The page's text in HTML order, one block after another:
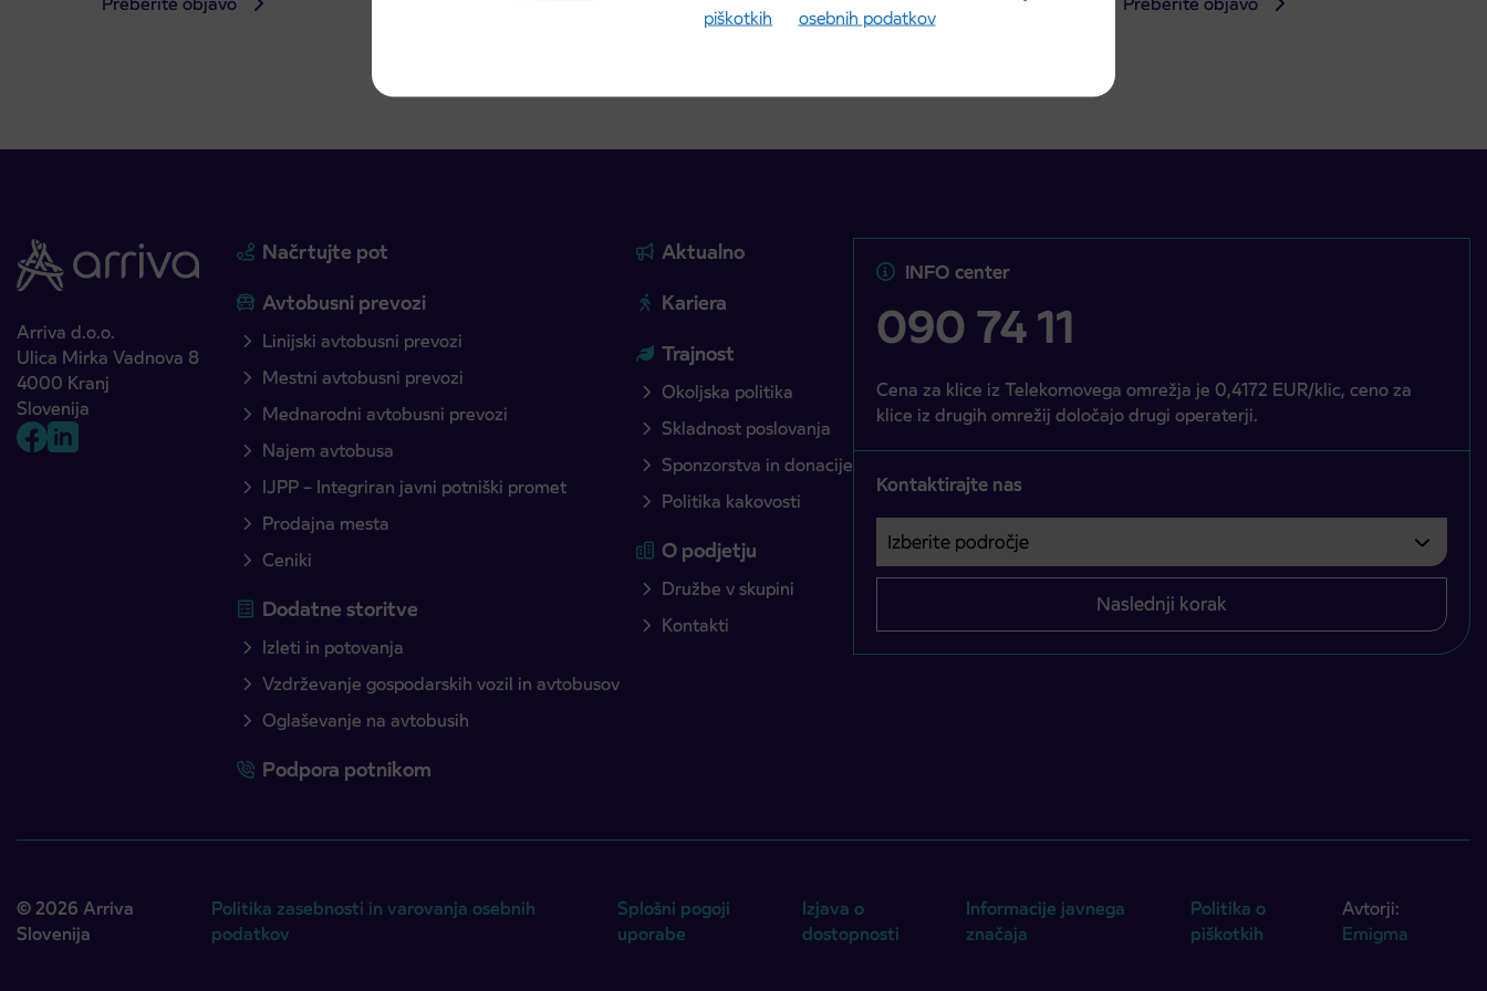
piškotkih
osebnih podatkov
Arriva d.o.o.
Ulica Mirka Vadnova 8
4000 Kranj
Slovenija
Načrtujte pot
Avtobusni prevozi
Linijski avtobusni prevozi
Mestni avtobusni prevozi
Mednarodni avtobusni prevozi
Najem avtobusa
IJPP – Integriran javni potniški promet
Prodajna mesta
Ceniki
Dodatne storitve
Izleti in potovanja
Vzdrževanje gospodarskih vozil in avtobusov
Oglaševanje na avtobusih
Podpora potnikom
Aktualno
Kariera
Trajnost
Okoljska politika
Skladnost poslovanja
Sponzorstva in donacije
Politika kakovosti
O podjetju
Družbe v skupini
Kontakti
INFO center
090 74 11
Cena za klice iz Telekomovega omrežja je 0,4172 EUR/klic, ceno za
klice iz drugih omrežij določajo drugi operaterji.
Kontaktirajte nas
Izberite področje
Področje je obvezno izbrati.
Naslednji korak
© 2026 Arriva
Slovenija
Politika zasebnosti in varovanja osebnih
podatkov
Splošni pogoji
uporabe
Izjava o
dostopnosti
Informacije javnega
značaja
Politika o
piškotkih
Avtorji:
Emigma